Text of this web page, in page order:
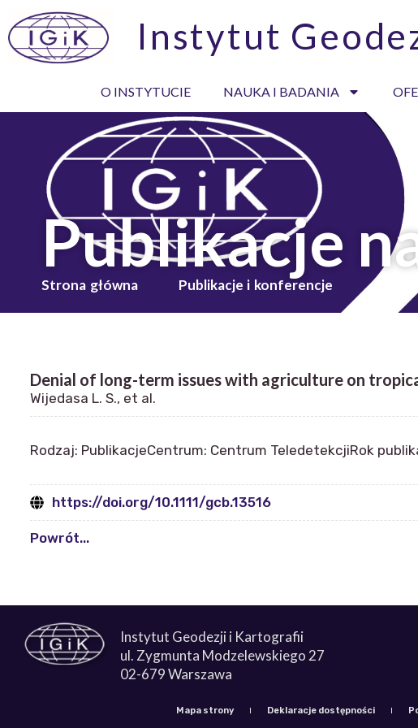
Instytut
O INSTYTUCIE NAUKA I BADANIA
Publikacje
Strona główna Publikacje i konferencje
Denial of long-term issues with agriculture on
Wijedasa L. S., et al.
Rodzaj: PublikacjeCentrum: Centrum TeledetekcjiRok
https://doi.org/10.1111/gcb.13516
Powrót...
Instytut Geodezji i Kartografii
ul. Zygmunta Modzelewskiego 27
02-679 Warszawa
Mapa strony Deklaracje dostępności